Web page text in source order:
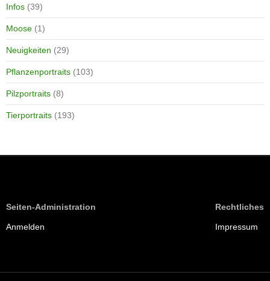
Infos (39)
Moose (1)
Neuigkeiten (29)
Pflanzenportraits (103)
Pilzportraits (8)
Tierportraits (193)
Seiten-Administration
Anmelden
Rechtliches
Impressum